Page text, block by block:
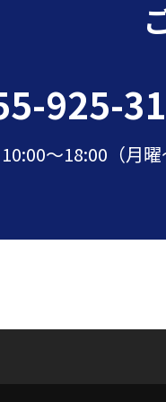
925-
〜18:00（月曜